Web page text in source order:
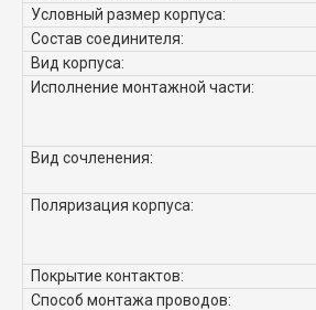
Условный размер корпуса:
Состав соединителя:
Вид корпуса:
Исполнение монтажной части:
Вид сочленения:
Поляризация корпуса:
Покрытие контактов:
Способ монтажа проводов: